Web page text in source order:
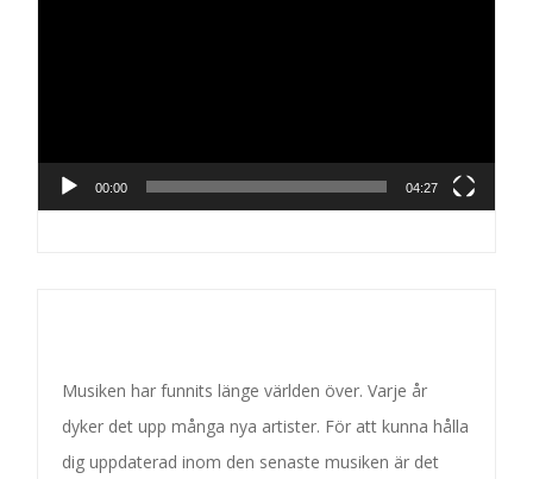
00:00 04:27
Musiken har funnits länge världen över. Varje år
dyker det upp många nya artister. För att kunna hålla
dig uppdaterad inom den senaste musiken är det